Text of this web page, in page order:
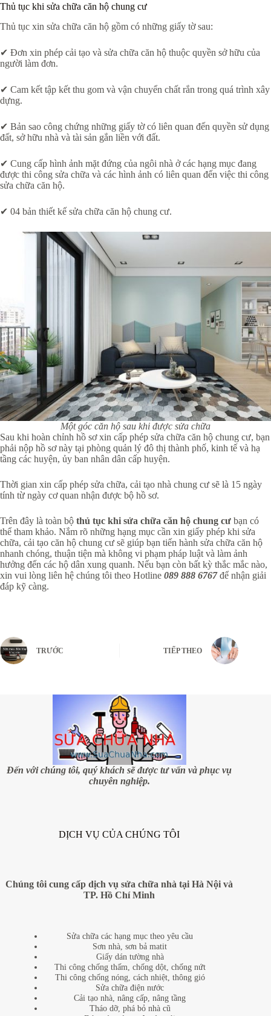
Thủ tục khi sửa chữa căn hộ chung cư
Thủ tục xin sửa chữa căn hộ gồm có những giấy tờ sau:
✔ Đơn xin phép cải tạo và sửa chữa căn hộ thuộc quyền sở hữu của
người làm đơn.
✔ Cam kết tập kết thu gom và vận chuyển chất rắn trong quá trình xây
dựng.
✔ Bản sao công chứng những giấy tờ có liên quan đến quyền sử dụng
đất, sở hữu nhà và tài sản gắn liền với đất.
✔ Cung cấp hình ảnh mặt đứng của ngôi nhà ở các hạng mục đang
được thi công sửa chữa và các hình ảnh có liên quan đến việc thi công
sửa chữa căn hộ.
✔ 04 bản thiết kế sửa chữa căn hộ chung cư.
Một góc căn hộ sau khi được sửa chữa
Sau khi hoàn chỉnh hồ sơ xin cấp phép sửa chữa căn hộ chung cư, bạn
phải nộp hồ sơ này tại phòng quản lý đô thị thành phố, kinh tế và hạ
tầng các huyện, ủy ban nhân dân cấp huyện.
Thời gian xin cấp phép sửa chữa, cải tạo nhà chung cư sẽ là 15 ngày
tính từ ngày cơ quan nhận được bộ hồ sơ.
Trên đây là toàn bộ thủ tục khi sửa chữa căn hộ chung cư bạn có
thể tham khảo. Nắm rõ những hạng mục cần xin giấy phép khi sửa
chữa, cải tạo căn hộ chung cư sẽ giúp bạn tiến hành sửa chữa căn hộ
nhanh chóng, thuận tiện mà không vi phạm pháp luật và làm ảnh
hưởng đến các hộ dân xung quanh. Nếu bạn còn bất kỳ thắc mắc nào,
xin vui lòng liên hệ chúng tôi theo Hotline 089 888 6767để nhận giải
đáp kỹ càng.
TRƯỚC TIẾP THEO
Đến với chúng tôi, quý khách sẽ được tư vấn và phục vụ
chuyên nghiệp.
DỊCH VỤ CỦA CHÚNG TÔI
Chúng tôi cung cấp dịch vụ sửa chữa nhà tại Hà Nội và
TP. Hồ Chí Minh
Sửa chữa các hạng mục theo yêu cầu
Sơn nhà, sơn bả matit
Giấy dán tường nhà
Thi công chống thấm, chống dột, chống nứt
Thi công chống nóng, cách nhiệt, thông gió
Sửa chữa điện nước
Cải tạo nhà, nâng cấp, nâng tầng
Tháo dỡ, phá bỏ nhà cũ